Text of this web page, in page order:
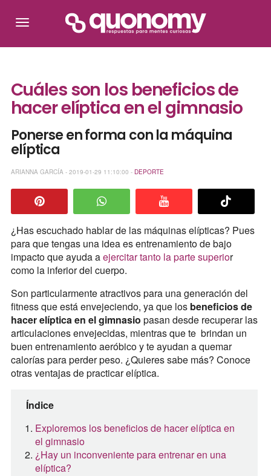
Cuáles son los beneficios de
hacer elíptica en el gimnasio
Ponerse en forma con la máquina
elíptica
ARIANNA GARCÍA - 2019-01-29 11:10:00 - DEPORTE
¿Has escuchado hablar de las máquinas elípticas? Pues
para que tengas una idea es entrenamiento de bajo
impacto que ayuda aejercitar tanto la parte superior
como la inferior del cuerpo.
Son particularmente atractivos para una generación del
fitness que está envejeciendo, ya que losbeneficios de
hacer elíptica en el gimnasio pasan desde recuperar las
articulaciones envejecidas, mientras que te brindan un
buen entrenamiento aeróbico y te ayudan a quemar
calorías para perder peso. ¿Quieres sabe más? Conoce
otras ventajas de practicar elíptica.
Índice
Exploremos los beneficios de hacer elíptica en
el gimnasio
¿Hay un inconveniente para entrenar en una
elíptica?